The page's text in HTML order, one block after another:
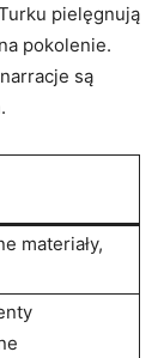
pielęgnują
pokolenie.
są
materiały,